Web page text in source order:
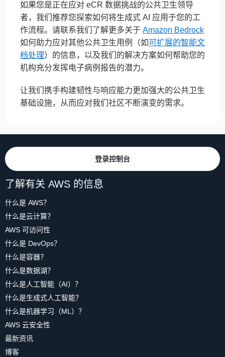
如果您是正在应对 eCR 数据挑战的公共卫生领导
者，我们推荐您探索如何将生成式 AI 应用于您的工
作流程。请联系我们了解更多关于 Amazon Bedrock
如何助力应对其他公共卫生用例（如可扩展的智能文
档处理）的信息，以及我们的解决方案如何帮助您的
机构充分发挥电子病例报告的潜力。
让我们携手构建韧性与响应能力更加强大的公共卫生
基础设施，从而应对我们社区不断演变的需求。
登录控制台
了解有关 AWS 的信息
什么是 AWS？
什么是云计算？
AWS 可访问性
什么是 DevOps？
什么是容器？
什么是数据湖？
什么是人工智能（AI）？
什么是生成式人工智能？
什么是机器学习（ML）？
AWS 云安全性
最新资讯
博客